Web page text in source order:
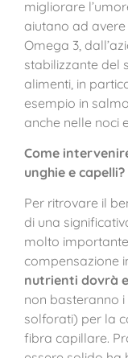
migliorare
aiutano ad avere
Omega 3,
stabilizzante del
alimenti, in
esempio in
anche nelle noci
Come
unghie e capelli?
Per ritrovare il
di una
molto
compensazione
nutrienti dovrà
non basteranno
solforati) per la
fibra capillare.